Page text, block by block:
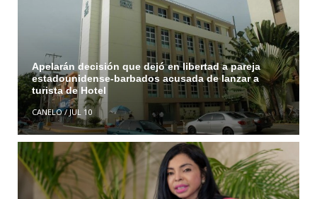
Apelarán decisión que dejó en libertad a pareja
estadounidense-barbados acusada de lanzar a
turista de Hotel
CANELO/ JUL 10